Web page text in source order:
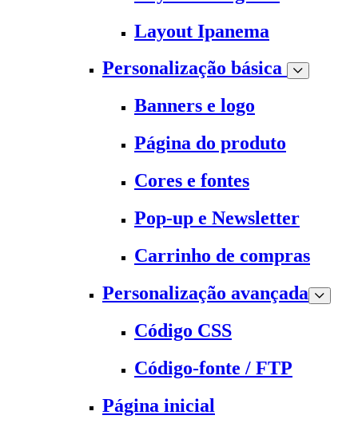
Layout Ipanema
Personalização básica
Banners e logo
Página do produto
Cores e fontes
Pop-up e Newsletter
Carrinho de compras
Personalização avançada
Código CSS
Código-fonte / FTP
Página inicial